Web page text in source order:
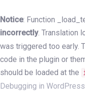
Notice: Function
incorrectly. Translation
was triggered too early.
code in the plugin or
should be loaded at the
Debugging in WordPress
links
to
primary
navigation
Skip
to
content